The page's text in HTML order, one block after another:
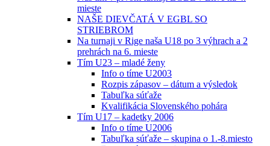
mieste
NAŠE DIEVČATÁ V EGBL SO
STRIEBROM
Na turnaji v Rige naša U18 po 3 výhrach a 2
prehrách na 6. mieste
Tím U23 – mladé ženy
Info o tíme U2003
Rozpis zápasov – dátum a výsledok
Tabuľka súťaže
Kvalifikácia Slovenského pohára
Tím U17 – kadetky 2006
Info o tíme U2006
Tabuľka súťaže – skupina o 1.-8.miesto